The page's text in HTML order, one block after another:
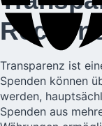
Transparenz ist
Spenden können
werden,
Spenden aus